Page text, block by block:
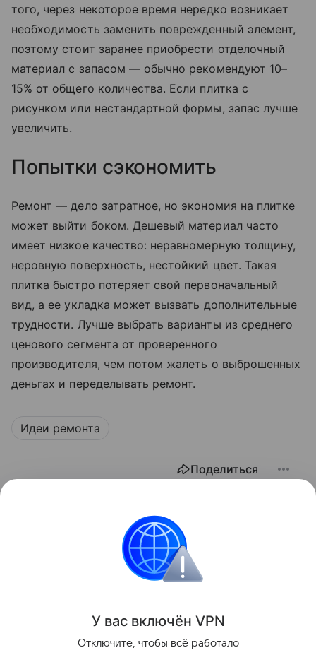
того, через некоторое время нередко возникает
необходимость заменить поврежденный элемент,
поэтому стоит заранее приобрести отделочный
материал с запасом — обычно рекомендуют 10–
15% от общего количества. Если плитка с
рисунком или нестандартной формы, запас лучше
увеличить.
Попытки сэкономить
Ремонт — дело затратное, но экономия на плитке
может выйти боком. Дешевый материал часто
имеет низкое качество: неравномерную толщину,
неровную поверхность, нестойкий цвет. Такая
плитка быстро потеряет свой первоначальный
вид, а ее укладка может вызвать дополнительные
трудности. Лучше выбрать варианты из среднего
ценового сегмента от проверенного
производителя, чем потом жалеть о выброшенных
деньгах и переделывать ремонт.
Идеи ремонта
Поделиться
У вас включён VPN
Отключите, чтобы всё работало